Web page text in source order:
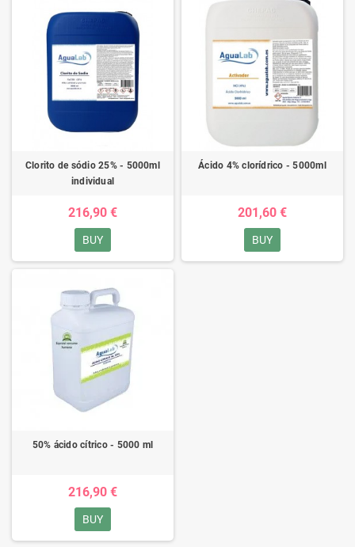
Clorito de sódio 25% - 5000ml
individual
216,90 €
BUY
Ácido 4% clorídrico - 5000ml
201,60 €
BUY
50% ácido cítrico - 5000 ml
216,90 €
BUY